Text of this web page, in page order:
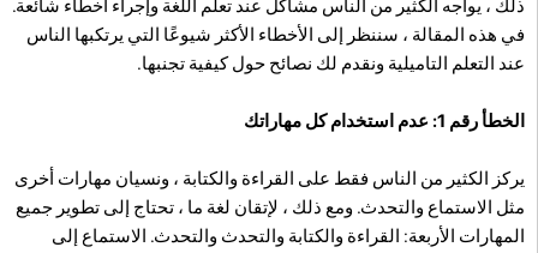
ذلك ، يواجه الكثير من الناس مشاكل عند تعلم اللغة وإجراء أخطاء شائعة.
في هذه المقالة ، سننظر إلى الأخطاء الأكثر شيوعًا التي يرتكبها الناس
عند التعلم التاميلية ونقدم لك نصائح حول كيفية تجنبها.
الخطأ رقم 1: عدم استخدام كل مهاراتك
يركز الكثير من الناس فقط على القراءة والكتابة ، ونسيان مهارات أخرى
مثل الاستماع والتحدث. ومع ذلك ، لإتقان لغة ما ، تحتاج إلى تطوير جميع
المهارات الأربعة: القراءة والكتابة والتحدث والتحدث. الاستماع إلى